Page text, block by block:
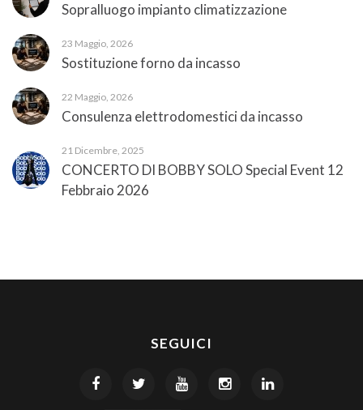
Sopralluogo impianto climatizzazione
23 Maggio, 2026
Sostituzione forno da incasso
22 Maggio, 2026
Consulenza elettrodomestici da incasso
21 Dicembre, 2025
CONCERTO DI BOBBY SOLO Special Event 12
Febbraio 2026
SEGUICI